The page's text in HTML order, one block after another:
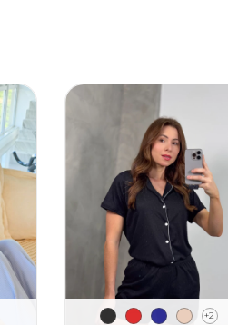
+2